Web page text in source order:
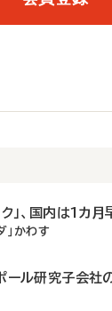
」、国内は1カ月
」かわす
ール研究子会社